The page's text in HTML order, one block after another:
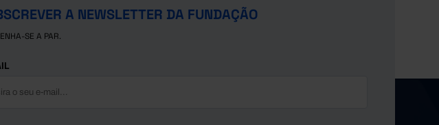
A NEWSLETTER DA FUNDAÇÃO
SE A PAR.